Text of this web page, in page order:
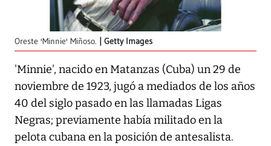
Oreste 'Minnie' Miñoso. Getty Images
'Minnie', nacido en Matanzas (Cuba) un 29 de
noviembre de 1923, jugó a mediados de los años
40 del siglo pasado en las llamadas Ligas
Negras; previamente había militado en la
pelota cubana en la posición de antesalista.